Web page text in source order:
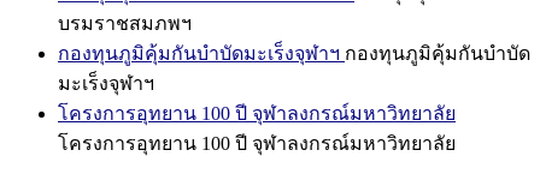
บรมราชสมภพฯ
กองทุนภูมิคุ้มกันบำบัดมะเร็งจุฬาฯ กองทุนภูมิคุ้มกันบำบัด
มะเร็งจุฬาฯ
โครงการอุทยาน 100 ปี จุฬาลงกรณ์มหาวิทยาลัย
โครงการอุทยาน 100 ปี จุฬาลงกรณ์มหาวิทยาลัย